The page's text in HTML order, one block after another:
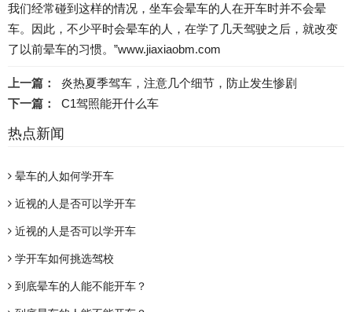
我们经常碰到这样的情况，坐车会晕车的人在开车时并不会晕
车。因此，不少平时会晕车的人，在学了几天驾驶之后，就改变
了以前晕车的习惯。”www.jiaxiaobm.com
上一篇：
炎热夏季驾车，注意几个细节，防止发生惨剧
下一篇：
C1驾照能开什么车
热点新闻
晕车的人如何学开车
近视的人是否可以学开车
近视的人是否可以学开车
学开车如何挑选驾校
到底晕车的人能不能开车？